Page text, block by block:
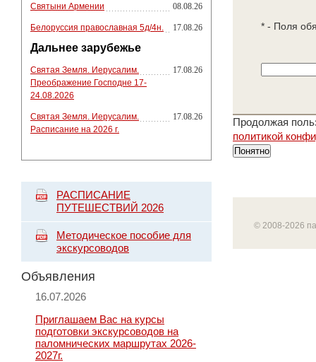
Святыни Армении 08.08.26
Белоруссия православная 5д/4н. 17.08.26
Дальнее зарубежье
Святая Земля. Иерусалим.
Преображение Господне 17-
24.08.2026
17.08.26
Святая Земля. Иерусалим.
Расписание на 2026 г.
17.08.26
РАСПИСАНИЕ
ПУТЕШЕСТВИЙ 2026
Методическое пособие для
экскурсоводов
Объявления
16.07.2026
Приглашаем Вас на курсы
подготовки экскурсоводов на
паломнических маршрутах 2026-
2027г.
* - Поля
Продолжая
политикой
Понятно
© 2008-2026